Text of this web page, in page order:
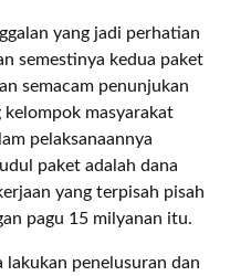
yang jadi perhatian
semestinya kedua paket
semacam penunjukan
kelompok masyarakat
pelaksanaannya
paket adalah dana
yang terpisah pisah
pagu 15 milyanan itu.
lakukan penelusuran dan